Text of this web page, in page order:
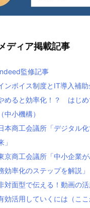
ディア掲載記事
監修記事
ンボイス制度とIT導入補
めると効率化！？ はじめ
（中小機構）
本商工会議所「デジタル
」
京商工会議所「中小企業
効率化のステップを解説」
対面型で伝える！動画の
効活用していくには（ここ